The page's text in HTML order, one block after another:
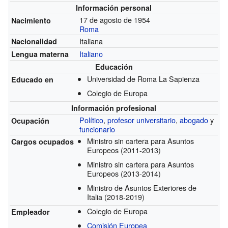
Información personal
Nacimiento
17 de agosto de 1954
Roma
Nacionalidad Italiana
Lengua materna Italiano
Educación
Educado en
Universidad de Roma La Sapienza
Colegio de Europa
Información profesional
Ocupación
Político,profesor universitario,abogadoy
funcionario
Cargos ocupados
Ministro sin cartera para Asuntos
Europeos (2011-2013)
Ministro sin cartera para Asuntos
Europeos (2013-2014)
Ministro de Asuntos Exteriores de
Italia (2018-2019)
Empleador
Colegio de Europa
Comisión Europea